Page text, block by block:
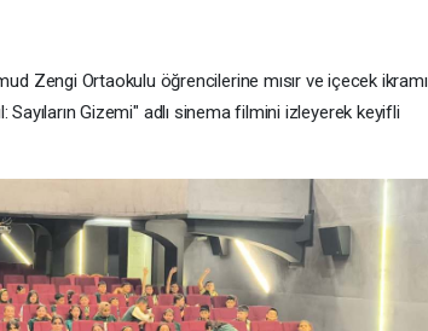
Zengi Ortaokulu öğrencilerine mısır ve içecek ikramı
Sayıların Gizemi" adlı sinema filmini izleyerek keyifli